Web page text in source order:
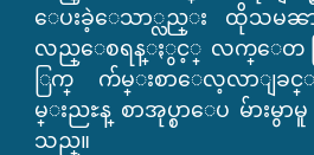
ေပးခဲ့ေသာ္လည္း ထိုသမၼာ
လည္ေစရန္ႏွင့္ လက္ေတ ြ
ြက္ က်မ္းစာေလ့လာျခ
မ္းညႊန္ စာအုပ္စာေပ မ်ားမွာမူ
သည္။